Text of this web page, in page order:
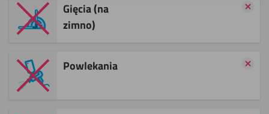
Gięcia (na
zimno)
Powlekania